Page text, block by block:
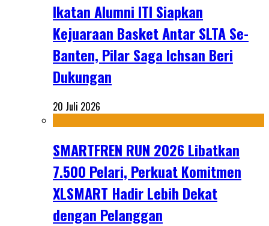
Ikatan Alumni ITI Siapkan
Kejuaraan Basket Antar SLTA Se-
Banten, Pilar Saga Ichsan Beri
Dukungan
20 Juli 2026
SMARTFREN RUN 2026 Libatkan
7.500 Pelari, Perkuat Komitmen
XLSMART Hadir Lebih Dekat
dengan Pelanggan